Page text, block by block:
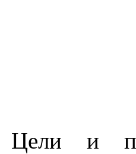
Цели и